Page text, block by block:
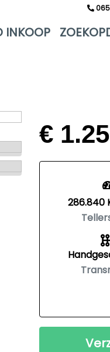
INKOOP
€
286.840